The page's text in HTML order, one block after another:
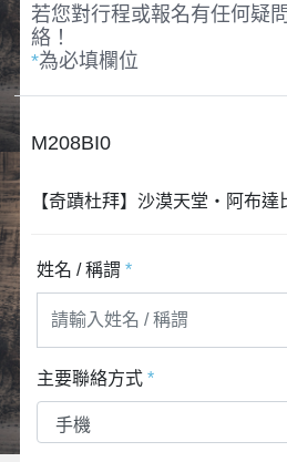
若您對行程或報名有任何疑
絡！
*為必填欄位
M208BI0
【奇蹟杜拜】沙漠天堂‧阿布
姓名 / 稱謂 *
主要聯絡方式 *